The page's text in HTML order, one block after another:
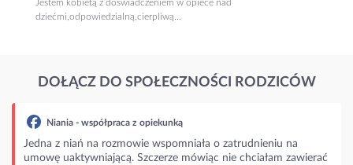
Jestem kobietą z doświadczeniem w opiece nad
dziećmi,odpowiedzialną,cierpliwą...
DOŁĄCZ DO SPOŁECZNOŚCI RODZICÓW
Niania - współpraca z opiekunką
Jedna z niań na rozmowie wspomniała o zatrudnieniu na
umowę uaktywniającą. Szczerze mówiąc nie chciałam zawierać